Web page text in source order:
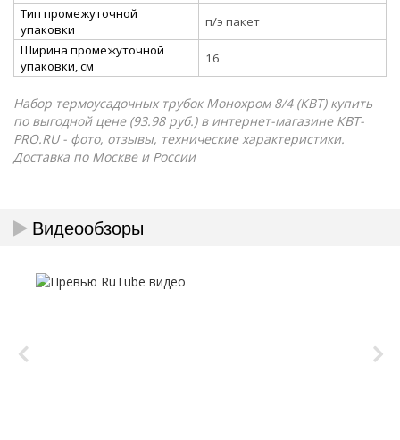
Тип промежуточной
упаковки
п/э пакет
Ширина промежуточной
упаковки, см
16
Набор термоусадочных трубок Монохром 8/4 (КВТ) купить
по выгодной цене (93.98 руб.) в интернет-магазине КВТ-
PRO.RU - фото, отзывы, технические характеристики.
Доставка по Москве и России
Видеообзоры